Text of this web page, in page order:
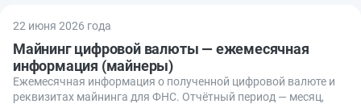
22 июня 2026 года
Майнинг цифровой валюты — ежемесячная
информация (майнеры)
Ежемесячная информация о полученной цифровой валюте и
реквизитах майнинга для ФНС. Отчётный период — месяц,